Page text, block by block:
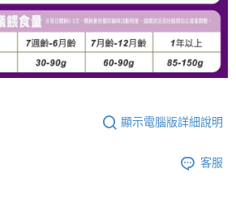
顯示電腦版詳細說明
客服